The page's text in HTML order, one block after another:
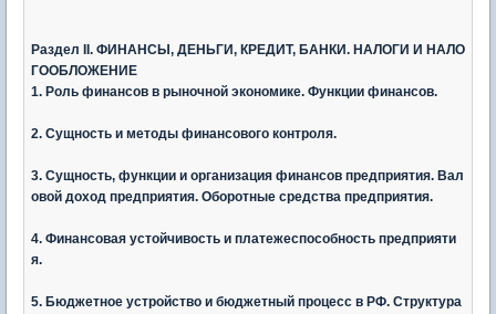
Раздел II. ФИНАНСЫ, ДЕНЬГИ, КРЕДИТ, БАНКИ. НАЛОГИ И НАЛО
ГООБЛОЖЕНИЕ
1. Роль финансов в рыночной экономике. Функции финансов.
2. Сущность и методы финансового контроля.
3. Сущность, функции и организация финансов предприятия. Вал
овой доход предприятия. Оборотные средства предприятия.
4. Финансовая устойчивость и платежеспособность предприяти
я.
5. Бюджетное устройство и бюджетный процесс в РФ. Структура